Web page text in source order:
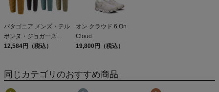
パタゴニア メンズ・テル
ボンヌ・ジョガーズ
PATAGONIA MS
12,584円（税込）
オン クラウド 6 On
Cloud
19,800円（税込）
同じカテゴリのおすすめ商品